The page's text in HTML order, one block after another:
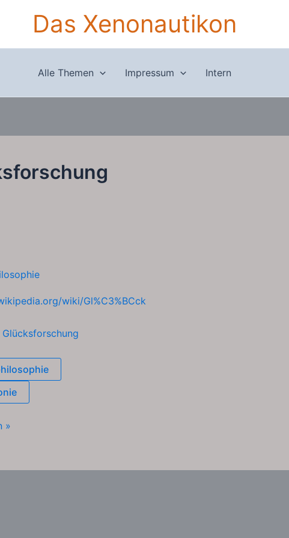
Das Xenonautikon
Alle Themen Impressum Intern
wiki/Gl%C3%BCck
Glücksforschung
»